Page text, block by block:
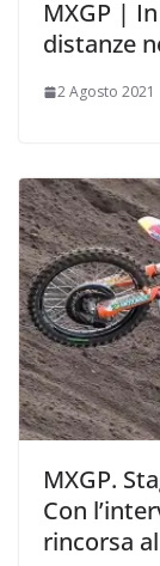
MXGP |
distanze
2 Agosto 2021
MXGP.
Con
rincorsa